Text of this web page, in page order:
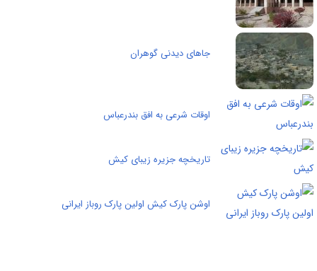
جاهای دیدنی گوهران
اوقات شرعی به افق بندرعباس
تاریخچه جزیره زیبای کیش
اوشن پارک کیش اولین پارک روباز ایرانی